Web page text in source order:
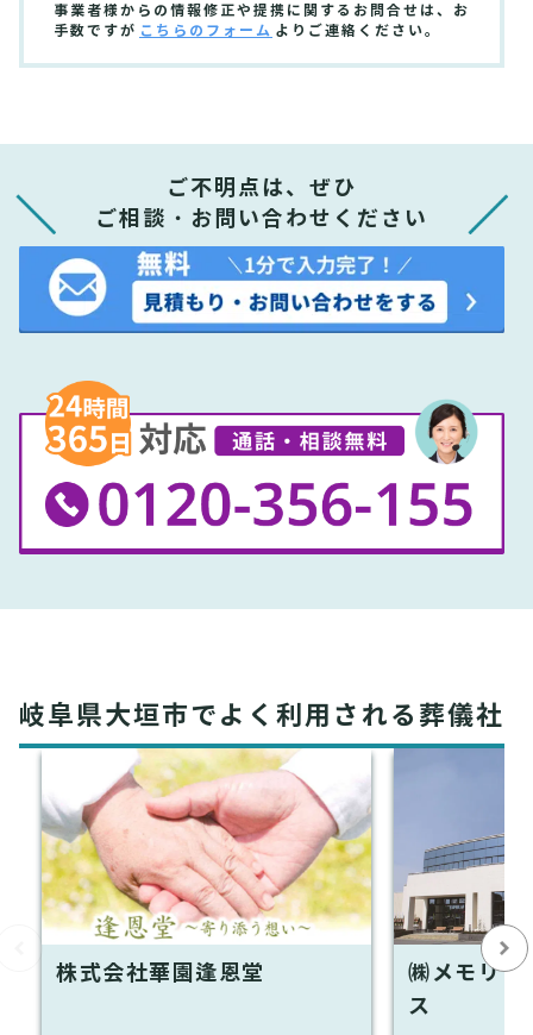
事業者様からの情報修正や提携に関するお問合せは、お
手数ですが こちらのフォーム よりご連絡ください。
ご不明点は、ぜひ
ご相談・お問い合わせください
岐阜県大垣市でよく利用される葬儀社
株式会社華園逢恩堂
㈱メモリア
ス